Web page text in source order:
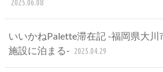
2025.06.08
いいかねPalette滞在記 -福岡県大川
施設に泊まる- 2025.04.29